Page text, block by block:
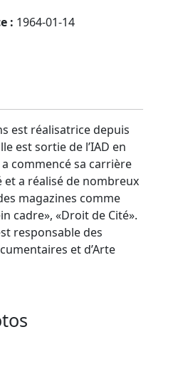
: 1964-01-14
est réalisatrice depuis
est sortie de l’IAD en
a commencé sa carrière
et a réalisé de nombreux
magazines comme
cadre», «Droit de Cité».
responsable des
et d’Arte